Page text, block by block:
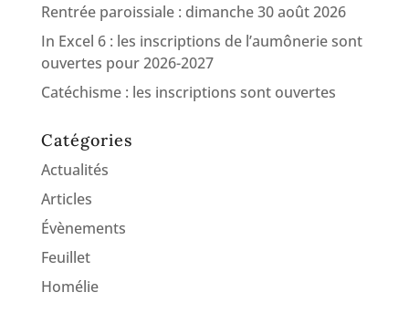
Rentrée paroissiale : dimanche 30 août 2026
In Excel 6 : les inscriptions de l’aumônerie sont
ouvertes pour 2026-2027
Catéchisme : les inscriptions sont ouvertes
Catégories
Actualités
Articles
Évènements
Feuillet
Homélie